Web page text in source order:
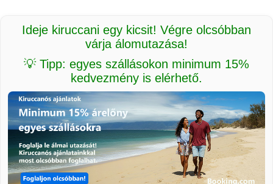
Ideje kiruccani egy kicsit! Végre olcsóbban
várja álomutazása!
💡 Tipp: egyes szállásokon minimum 15%
kedvezmény is elérhető.